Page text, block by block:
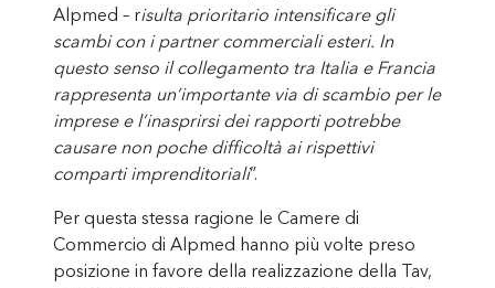
Alpmed – risulta prioritario intensificare gli
scambi con i partner commerciali esteri. In
questo senso il collegamento tra Italia e Francia
rappresenta un’importante via di scambio per le
imprese e l’inasprirsi dei rapporti potrebbe
causare non poche difficoltà ai rispettivi
comparti imprenditoriali”.
Per questa stessa ragione le Camere di
Commercio di Alpmed hanno più volte preso
posizione in favore della realizzazione della Tav,